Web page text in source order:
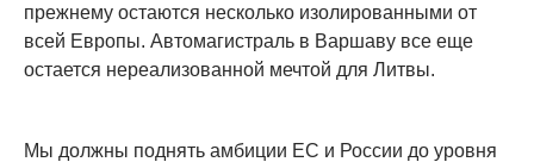
прежнему остаются несколько изолированными от
всей Европы. Автомагистраль в Варшаву все еще
остается нереализованной мечтой для Литвы.
Мы должны поднять амбиции ЕС и России до уровня